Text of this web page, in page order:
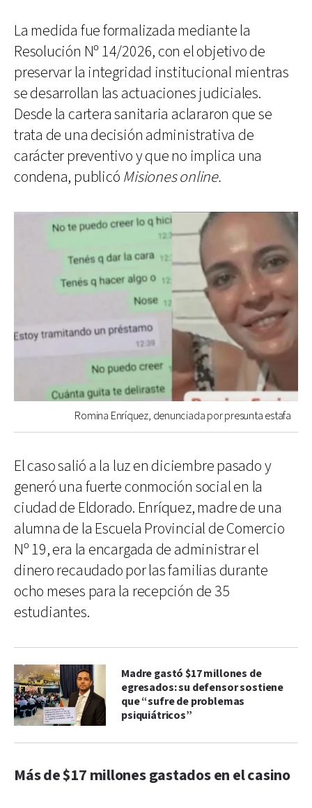
La medida fue formalizada mediante la
Resolución Nº 14/2026, con el objetivo de
preservar la integridad institucional mientras
se desarrollan las actuaciones judiciales.
Desde la cartera sanitaria aclararon que se
trata de una decisión administrativa de
carácter preventivo y que no implica una
condena, publicó Misiones online.
Romina Enríquez, denunciada por presunta estafa
El caso salió a la luz en diciembre pasado y
generó una fuerte conmoción social en la
ciudad de Eldorado. Enríquez, madre de una
alumna de la Escuela Provincial de Comercio
Nº 19, era la encargada de administrar el
dinero recaudado por las familias durante
ocho meses para la recepción de 35
estudiantes.
Madre gastó $17 millones de
egresados: su defensor sostiene
que “sufre de problemas
psiquiátricos”
Más de $17 millones gastados en el casino